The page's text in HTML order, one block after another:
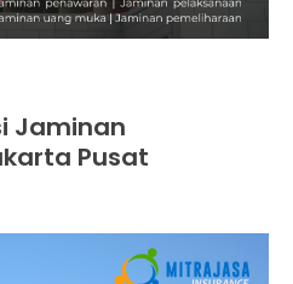
Jaminan
Pusat